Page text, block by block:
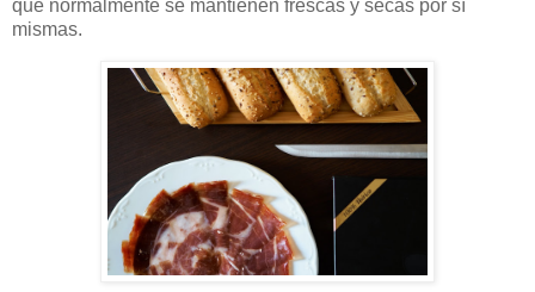
que normalmente se mantienen frescas y secas por sí
mismas.